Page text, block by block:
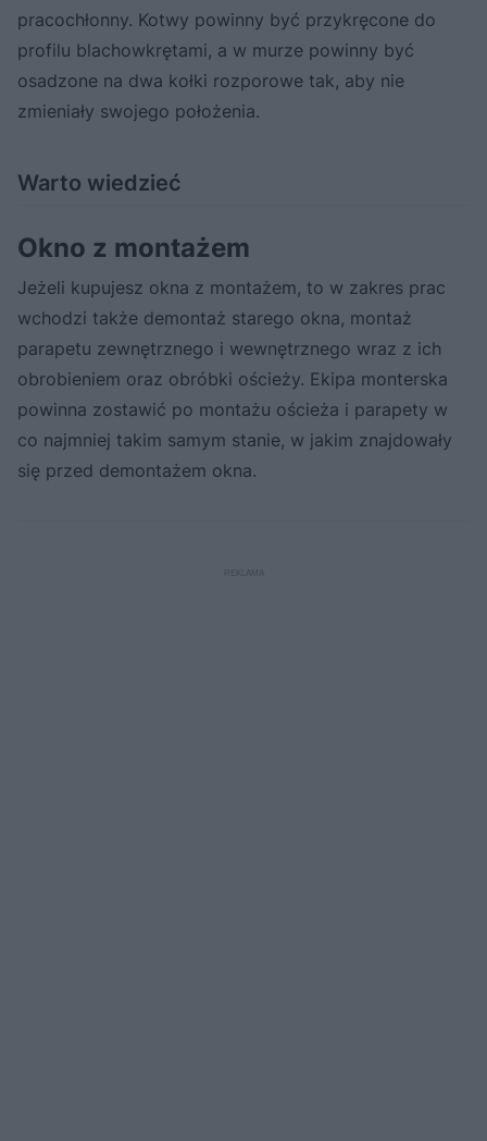
pracochłonny. Kotwy powinny być przykręcone do
profilu blachowkrętami, a w murze powinny być
osadzone na dwa kołki rozporowe tak, aby nie
zmieniały swojego położenia.
Warto wiedzieć
Okno z montażem
Jeżeli kupujesz okna z montażem, to w zakres prac
wchodzi także demontaż starego okna, montaż
parapetu zewnętrznego i wewnętrznego wraz z ich
obrobieniem oraz obróbki ościeży. Ekipa monterska
powinna zostawić po montażu ościeża i parapety w
co najmniej takim samym stanie, w jakim znajdowały
się przed demontażem okna.